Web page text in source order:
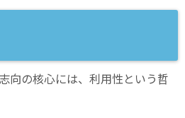
向の核心には、利用性という哲